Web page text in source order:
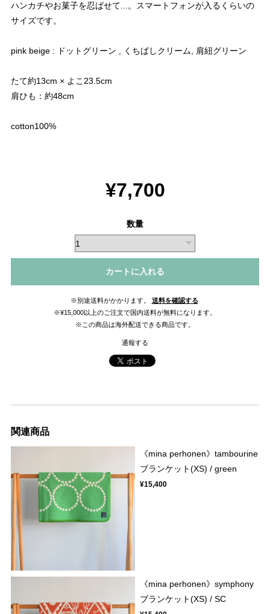
ハンカチやお菓子を忍ばせて...。スマートフォンが入るくらいの
サイズです。
pink beige : ドットグリーン , くちばしクリーム, 肩紐グリーン
たて約13cm × よこ23.5cm
肩ひも：約48cm
cotton100%
¥7,700
数量
カートに入れる
※別途送料がかかります。
送料を確認する
※¥15,000以上のご注文で国内送料が無料になります。
※この商品は海外配送できる商品です。
通報する
関連商品
《mina perhonen》tambourine
ブランケット(XS) / green
¥15,400
《mina perhonen》symphony
ブランケット(XS) / SC